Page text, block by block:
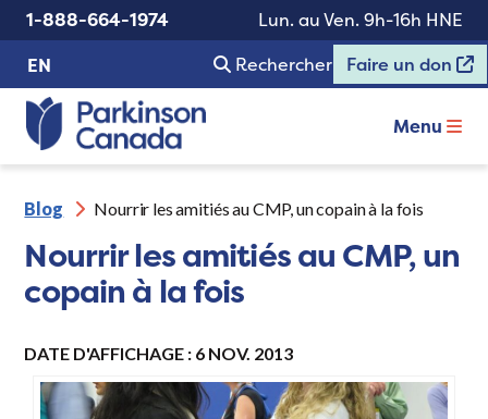
1-888-664-1974
Lun. au Ven. 9h-16h HNE
EN
Rechercher Faire un don
Menu
Blog Nourrir les amitiés au CMP, un copain à la fois
Nourrir les amitiés au CMP, un
copain à la fois
DATE D'AFFICHAGE : 6 NOV. 2013